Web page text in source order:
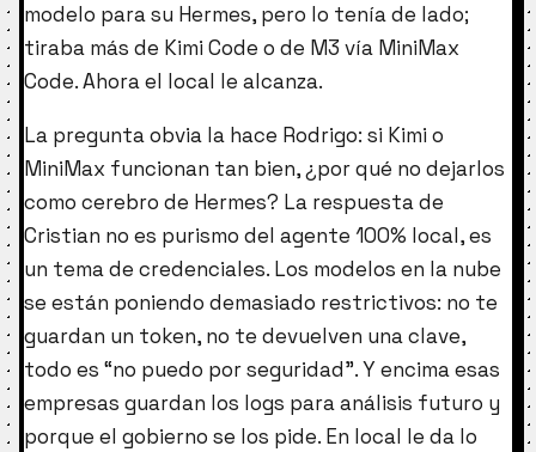
modelo para su Hermes, pero lo tenía de lado;
tiraba más de Kimi Code o de M3 vía MiniMax
Code. Ahora el local le alcanza.
La pregunta obvia la hace Rodrigo: si Kimi o
MiniMax funcionan tan bien, ¿por qué no dejarlos
como cerebro de Hermes? La respuesta de
Cristian no es purismo del agente 100% local, es
un tema de credenciales. Los modelos en la nube
se están poniendo demasiado restrictivos: no te
guardan un token, no te devuelven una clave,
todo es “no puedo por seguridad”. Y encima esas
empresas guardan los logs para análisis futuro y
porque el gobierno se los pide. En local le da lo